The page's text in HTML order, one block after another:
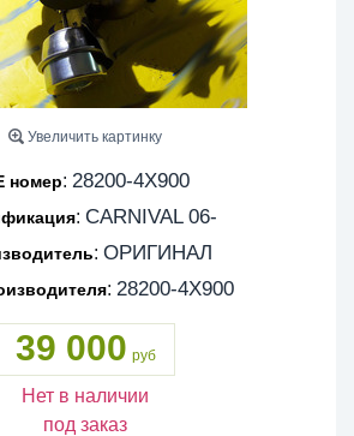
Увеличить картинку
номер: 28200-4X900
: CARNIVAL 06-
: ОРИГИНАЛ
: 28200-4X900
39 000 руб
Нет в наличии
под заказ